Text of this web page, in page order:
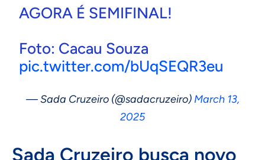
AGORA É SEMIFINAL!
Foto: Cacau Souza
pic.twitter.com/bUqSEQR3eu
— Sada Cruzeiro (@sadacruzeiro) March 13,
2025
Sada Cruzeiro busca novo